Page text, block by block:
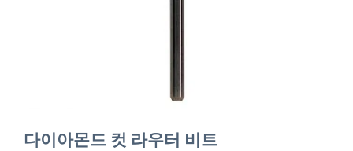
다이아몬드 컷 라우터 비트